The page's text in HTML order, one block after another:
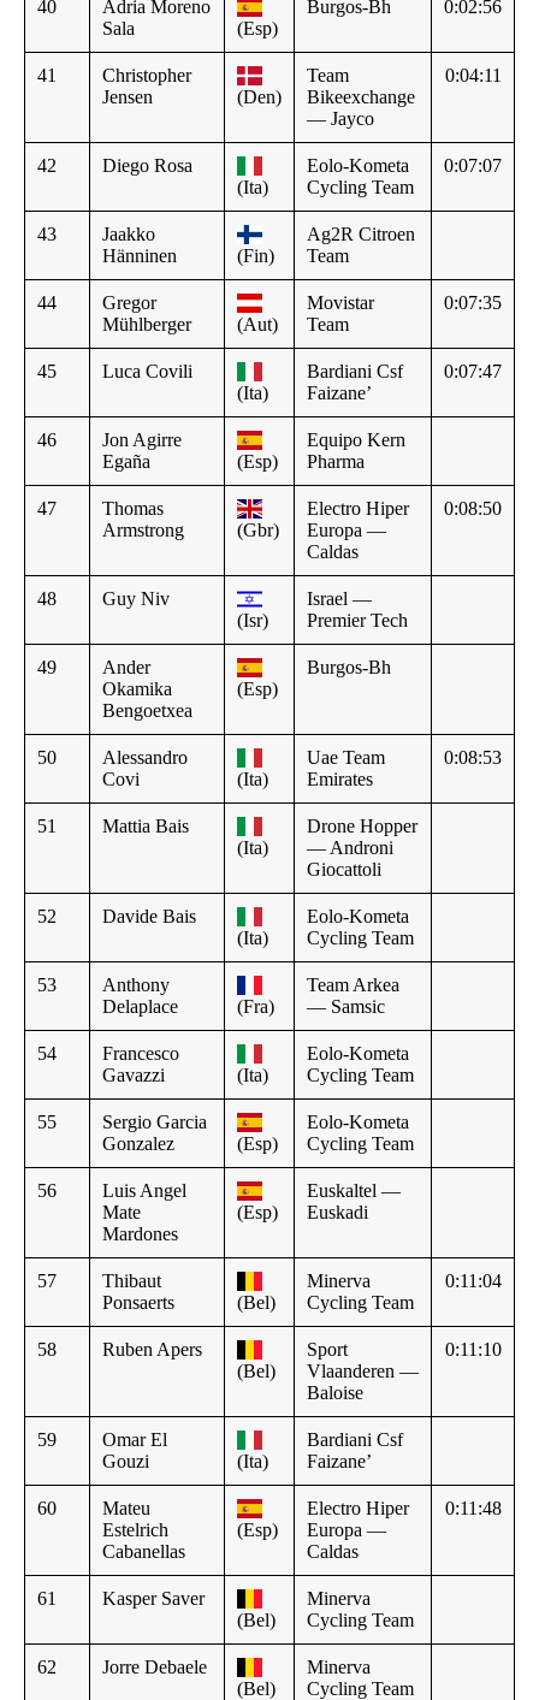
40
Adria Moreno
Sala
(Esp)
Burgos-Bh 0:02:56
41
Christopher
Jensen
(Den)
Team
Bikeexchange
— Jayco
0:04:11
42
Diego Rosa
(Ita)
Eolo-Kometa
Cycling Team
0:07:07
43
Jaakko
Hänninen
(Fin)
Ag2R Citroen
Team
44
Gregor
Mühlberger
(Aut)
Movistar
Team
0:07:35
45
Luca Covili
(Ita)
Bardiani Csf
Faizane’
0:07:47
46
Jon Agirre
Egaña
(Esp)
Equipo Kern
Pharma
47
Thomas
Armstrong
(Gbr)
Electro Hiper
Europa —
Caldas
0:08:50
48
Guy Niv
(Isr)
Israel —
Premier Tech
49
Ander
Okamika
Bengoetxea
(Esp)
Burgos-Bh
50
Alessandro
Covi
(Ita)
Uae Team
Emirates
0:08:53
51
Mattia Bais
(Ita)
Drone Hopper
— Androni
Giocattoli
52
Davide Bais
(Ita)
Eolo-Kometa
Cycling Team
53
Anthony
Delaplace
(Fra)
Team Arkea
— Samsic
54
Francesco
Gavazzi
(Ita)
Eolo-Kometa
Cycling Team
55
Sergio Garcia
Gonzalez
(Esp)
Eolo-Kometa
Cycling Team
56
Luis Angel
Mate
Mardones
(Esp)
Euskaltel —
Euskadi
57
Thibaut
Ponsaerts
(Bel)
Minerva
Cycling Team
0:11:04
58
Ruben Apers
(Bel)
Sport
Vlaanderen —
Baloise
0:11:10
59
Omar El
Gouzi
(Ita)
Bardiani Csf
Faizane’
60
Mateu
Estelrich
Cabanellas
(Esp)
Electro Hiper
Europa —
Caldas
0:11:48
61
Kasper Saver
(Bel)
Minerva
Cycling Team
62
Jorre Debaele
(Bel)
Minerva
Cycling Team